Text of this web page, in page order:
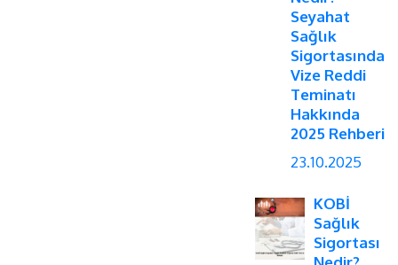
Seyahat
Sağlık
Sigortasında
Vize Reddi
Teminatı
Hakkında
2025 Rehberi
23.10.2025
KOBİ
Sağlık
Sigortası